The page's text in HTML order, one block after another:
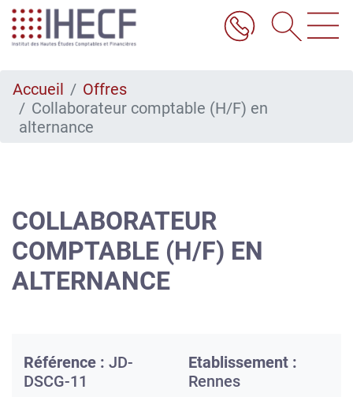
Aller
au
contenu
Accueil
Offres
Collaborateur comptable (H/F) en
alternance
COLLABORATEUR
COMPTABLE (H/F) EN
ALTERNANCE
Référence : JD-
DSCG-11
Etablissement :
Rennes